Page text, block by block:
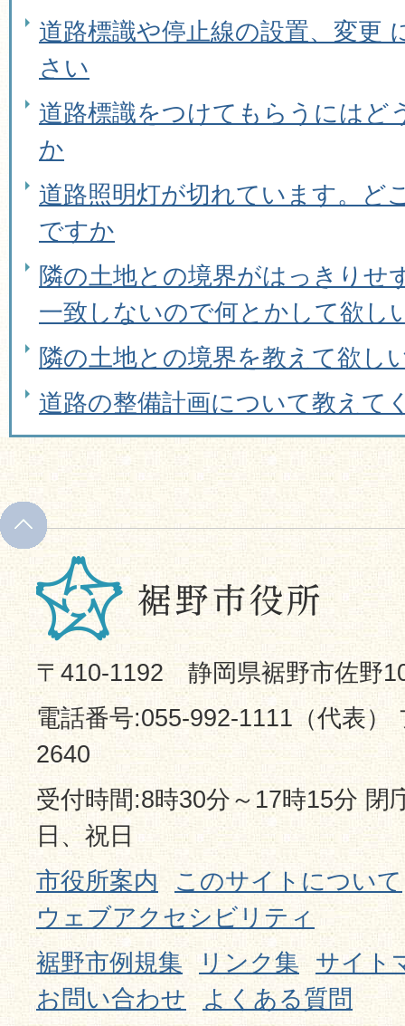
道路標識や停止線の設置、変更
さい
道路標識をつけてもらうにはど
か
道路照明灯が切れています。ど
ですか
隣の土地との境界がはっきりせ
一致しないので何とかして欲し
隣の土地との境界を教えて欲し
道路の整備計画について教えて
〒410-1192 静岡県裾野市佐野
電話番号:055-992-1111（代表）
2640
受付時間:8時30分～17時15分 閉
日、祝日
市役所案内
このサイトについて
ウェブアクセシビリティ
裾野市例規集
リンク集
サイト
お問い合わせ
よくある質問